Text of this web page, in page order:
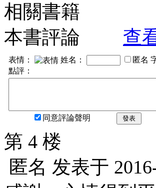
相關書籍
本書評論
查
表情： 姓名： 匿名
點評：
同意評論聲明 發表
第 4 楼
匿名 发表于